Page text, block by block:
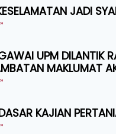
JADI
UPM DILANTIK
MAKLUMAT
KAJIAN